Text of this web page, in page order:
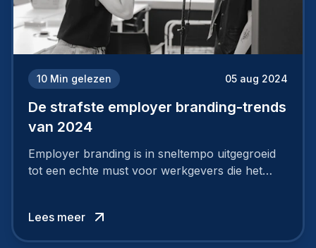
10 Min gelezen 05 aug 2024
De strafste employer branding-trends
van 2024
Employer branding is in sneltempo uitgegroeid
tot een echte must voor werkgevers die het
Lees meer